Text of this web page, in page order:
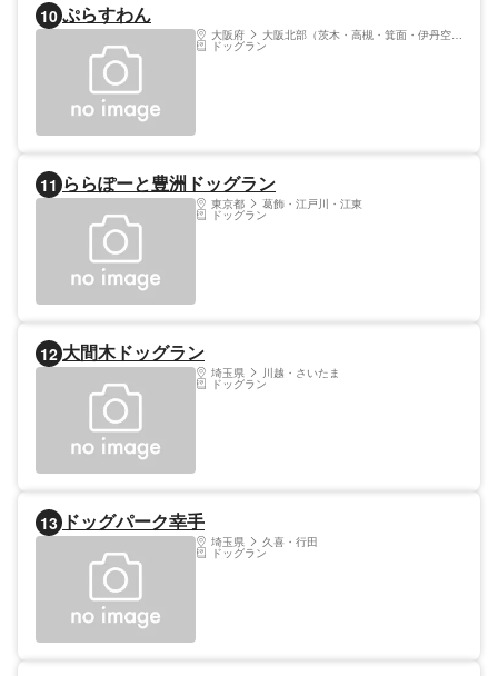
ゆったり入浴を楽しめる。
10 ぷらすわん
大阪府 大阪北部（茨木・高槻・箕面・伊丹空港）
ドッグラン
11 ららぽーと豊洲ドッグラン
東京都 葛飾・江戸川・江東
ドッグラン
12 大間木ドッグラン
埼玉県 川越・さいたま
ドッグラン
13 ドッグパーク幸手
埼玉県 久喜・行田
ドッグラン